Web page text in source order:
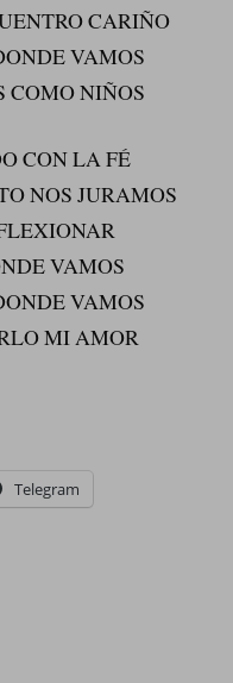
CARIÑO
VAMOS
COMO NIÑOS
CON LA FÉ
NOS JURAMOS
VAMOS
VAMOS
MI AMOR
Telegram